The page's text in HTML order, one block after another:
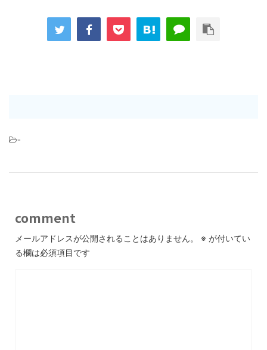
-
comment
メールアドレスが公開されることはありません。 ※ が付いてい
る欄は必須項目です